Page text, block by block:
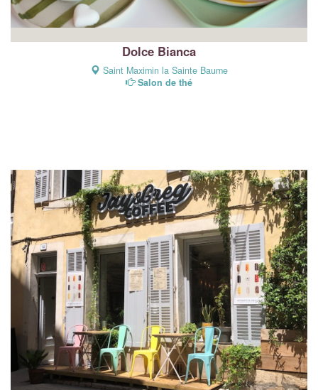
Dolce Bianca
Saint Maximin la Sainte Baume
Salon de thé